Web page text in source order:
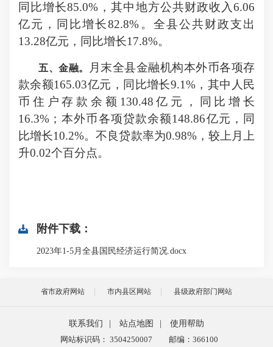
同比增长85.0% ，其中地方公共财政收入 6.06
亿元，同比增长82.8%。全县公共财政支出
13.28亿元，同比增长17.8%。
五、金融。
月末全县金融机构本外币各项存
款余额165.03亿元，同比增长9.1%，其中人民
币住户存款余额 130.48亿 元， 同比增长
16.3%；本外币各项贷款余额148.86亿元，同
比增长10.2%。不良贷款率为0.98%，较上月上
升0.02个百分点。
附件下载：
2023年1-5月全县国民经济运行简况.docx
省市政府网站 市内县区网站 县级政府部门网站
联系我们 站点地图
使用帮助
网站标识码： 3504250007
邮编：366100